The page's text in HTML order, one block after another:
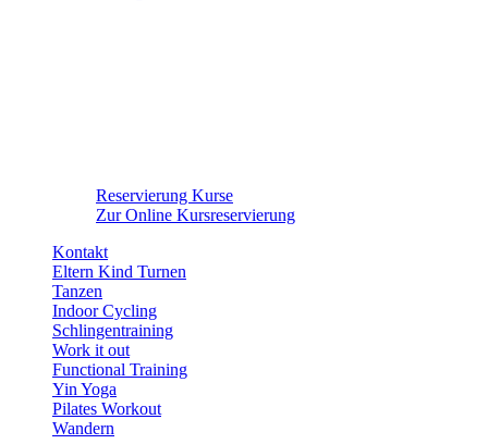
Reservierung Kurse
Zur Online Kursreservierung
Kontakt
Eltern Kind Turnen
Tanzen
Indoor Cycling
Schlingentraining
Work it out
Functional Training
Yin Yoga
Pilates Workout
Wandern